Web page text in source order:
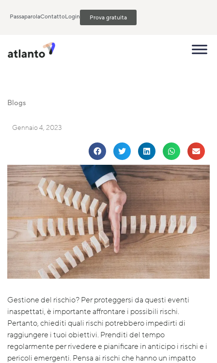
PassaparolaContattoLogin Prova gratuita
Blogs
Gennaio 4, 2023
Gestione del rischio? Per proteggersi da questi eventi
inaspettati, è importante affrontare i possibili rischi.
Pertanto, chiediti quali rischi potrebbero impedirti di
raggiungere i tuoi obiettivi. Prenditi del tempo
regolarmente per rivedere e pianificare in anticipo i rischi e i
pericoli emergenti. Pensa ai rischi che hanno un impatto